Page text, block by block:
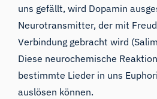
uns gefällt, wird Dopamin
Neurotransmitter, der mit
Verbindung gebracht wird
Diese neurochemische
bestimmte Lieder in uns
auslösen können.